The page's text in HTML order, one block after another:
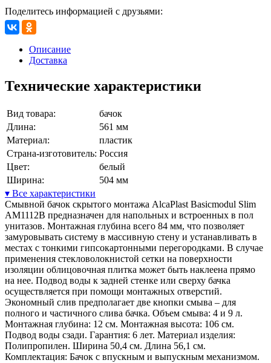
Поделитесь информацией с друзьями:
Описание
Доставка
Технические характеристики
Вид товара:
бачок
Длина:
561 мм
Материал:
пластик
Страна-изготовитель: Россия
Цвет:
белый
Ширина:
504 мм
▾ Все характеристики
Смывной бачок скрытого монтажа AlcaPlast Basicmodul Slim
AM1112B предназначен для напольных и встроенных в пол
унитазов. Монтажная глубина всего 84 мм, что позволяет
замуровывать систему в массивную стену и устанавливать в
местах с тонкими гипсокартонными перегородками. В случае
применения стекловолокнистой сетки на поверхности
изоляции облицовочная плитка может быть наклеена прямо
на нее. Подвод воды к задней стенке или сверху бачка
осуществляется при помощи монтажных отверстий.
Экономный слив предполагает две кнопки смыва – для
полного и частичного слива бачка. Объем смыва: 4 и 9 л.
Монтажная глубина: 12 см. Монтажная высота: 106 см.
Подвод воды сзади. Гарантия: 6 лет. Материал изделия:
Полипропилен. Ширина 50,4 см. Длина 56,1 см.
Комплектация: Бачок с впускным и выпускным механизмом.